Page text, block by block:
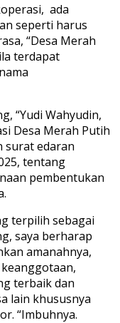
ada
seperti harus
“Desa Merah
terdapat
“Yudi Wahyudin,
Desa Merah Putih
surat edaran
tentang
pembentukan
terpilih sebagai
saya berharap
amanahnya,
terbaik dan
lain khususnya
“Imbuhnya.